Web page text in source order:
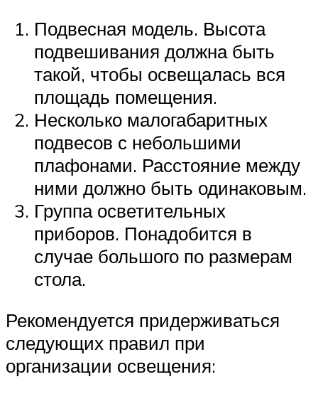
Подвесная модель. Высота
подвешивания должна быть
такой, чтобы освещалась вся
площадь помещения.
Несколько малогабаритных
подвесов с небольшими
плафонами. Расстояние между
ними должно быть одинаковым.
Группа осветительных
приборов. Понадобится в
случае большого по размерам
стола.
Рекомендуется придерживаться
следующих правил при
организации освещения: